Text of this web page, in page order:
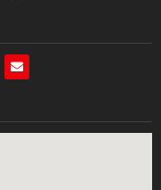
E
n
o
p